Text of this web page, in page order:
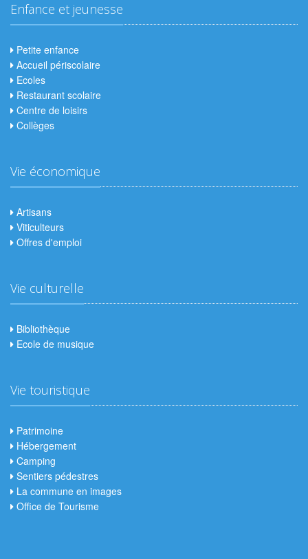
Enfance et jeunesse
Petite enfance
Accueil périscolaire
Ecoles
Restaurant scolaire
Centre de loisirs
Collèges
Vie économique
Artisans
Viticulteurs
Offres d'emploi
Vie culturelle
Bibliothèque
Ecole de musique
Vie touristique
Patrimoine
Hébergement
Camping
Sentiers pédestres
La commune en images
Office de Tourisme